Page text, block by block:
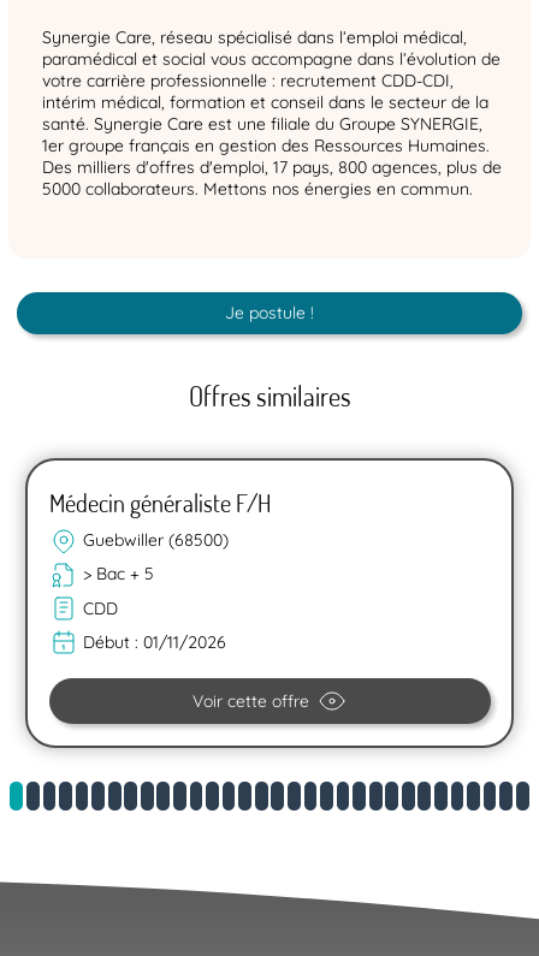
Synergie Care, réseau spécialisé dans l’emploi médical,
paramédical et social vous accompagne dans l’évolution de
votre carrière professionnelle : recrutement CDD-CDI,
intérim médical, formation et conseil dans le secteur de la
santé. Synergie Care est une filiale du Groupe SYNERGIE,
1er groupe français en gestion des Ressources Humaines.
Des milliers d'offres d'emploi, 17 pays, 800 agences, plus de
5000 collaborateurs. Mettons nos énergies en commun.
Je postule !
Offres similaires
Médecin généraliste F/H
Guebwiller (68500)
> Bac + 5
CDD
Début : 01/11/2026
Voir cette offre